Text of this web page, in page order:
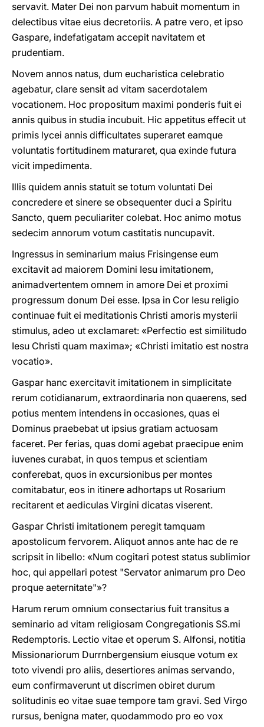
servavit. Mater Dei non parvum habuit momentum in
delectibus vitae eius decretoriis. A patre vero, et ipso
Gaspare, indefatigatam accepit navitatem et
prudentiam.
Novem annos natus, dum eucharistica celebratio
agebatur, clare sensit ad vitam sacerdotalem
vocationem. Hoc propositum maximi ponderis fuit ei
annis quibus in studia incubuit. Hic appetitus effecit ut
primis lycei annis difficultates superaret eamque
voluntatis fortitudinem maturaret, qua exinde futura
vicit impedimenta.
Illis quidem annis statuit se totum voluntati Dei
concredere et sinere se obsequenter duci a Spiritu
Sancto, quem peculiariter colebat. Hoc animo motus
sedecim annorum votum castitatis nuncupavit.
Ingressus in seminarium maius Frisingense eum
excitavit ad maiorem Domini Iesu imitationem,
animadvertentem omnem in amore Dei et proximi
progressum donum Dei esse. Ipsa in Cor Iesu religio
continuae fuit ei meditationis Christi amoris mysterii
stimulus, adeo ut exclamaret: «Perfectio est similitudo
Iesu Christi quam maxima»; «Christi imitatio est nostra
vocatio».
Gaspar hanc exercitavit imitationem in simplicitate
rerum cotidia­narum, extraordinaria non quaerens, sed
potius mentem intendens in occasiones, quas ei
Dominus praebebat ut ipsius gratiam actuosam
faceret. Per ferias, quas domi agebat praecipue enim
iuvenes curabat, in quos tempus et scientiam
conferebat, quos in excursionibus per mon­tes
comitabatur, eos in itinere adhortaps ut Rosarium
recitarent et aediculas Virgini dicatas viserent.
Gaspar Christi imitationem peregit tamquam
apostolicum fervorem. Aliquot annos ante hac de re
scripsit in libello: «Num cogitari potest status sublimior
hoc, qui appellari potest "Servator animarum pro Deo
proque aeternitate"»?
Harum rerum omnium consectarius fuit transitus a
seminario ad vitam religiosam Congregationis SS.mi
Redemptoris. Lectio vitae et operum S. Alfonsi, notitia
Missionariorum Durrnbergensium eiusque votum ex
toto vivendi pro aliis, desertiores animas servando,
eum confirmaverunt ut discrimen obiret durum
solitudinis eo vitae suae tempore tam gravi. Sed Virgo
rursus, benigna mater, quodammodo pro eo vox